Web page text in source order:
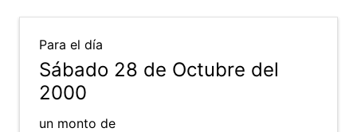
Para el día
Sábado 28 de Octubre del
2000
un monto de